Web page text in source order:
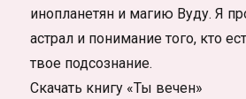
инопланетян и магию Вуду. Я
астрал и понимание того, кто
твое подсознание.
Скачать книгу «Ты вечен»